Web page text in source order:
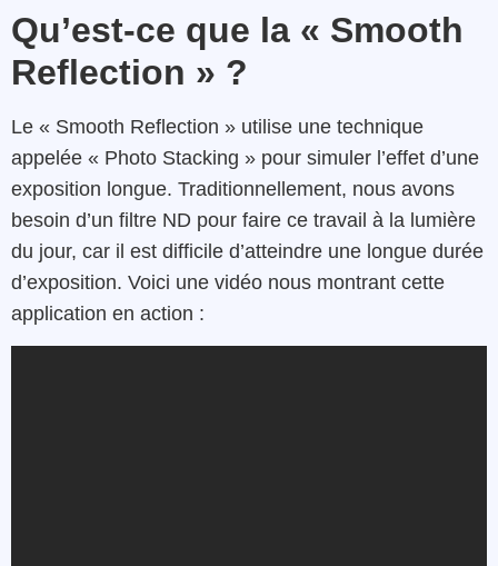
Qu’est-ce que la « Smooth
Reflection » ?
Le « Smooth Reflection » utilise une technique
appelée « Photo Stacking » pour simuler l’effet d’une
exposition longue. Traditionnellement, nous avons
besoin d’un filtre ND pour faire ce travail à la lumière
du jour, car il est difficile d’atteindre une longue durée
d’exposition. Voici une vidéo nous montrant cette
application en action :